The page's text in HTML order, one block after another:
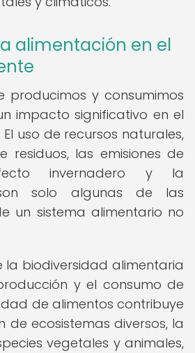
alimentación en el
producimos y consumimos
impacto significativo en el
uso de recursos naturales,
residuos, las emisiones de
invernadero y la
solo algunas de las
un sistema alimentario no
la biodiversidad alimentaria
y el consumo de
de alimentos contribuye
de ecosistemas diversos, la
vegetales y animales,